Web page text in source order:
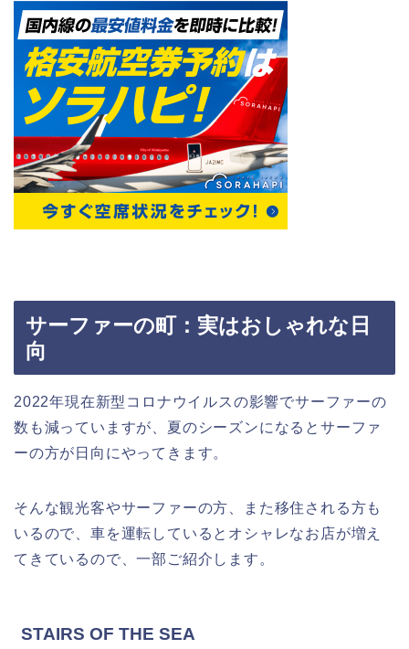
サーファーの町：実はおしゃれな日
向
2022年現在新型コロナウイルスの影響でサーファーの
数も減っていますが、夏のシーズンになるとサーファ
ーの方が日向にやってきます。
そんな観光客やサーファーの方、また移住される方も
いるので、車を運転しているとオシャレなお店が増え
てきているので、一部ご紹介します。
STAIRS OF THE SEA